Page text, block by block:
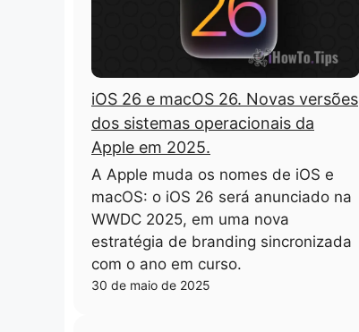
iOS 26 e macOS 26. Novas versões
dos sistemas operacionais da
Apple em 2025.
A Apple muda os nomes de iOS e
macOS: o iOS 26 será anunciado na
WWDC 2025, em uma nova
estratégia de branding sincronizada
com o ano em curso.
30 de maio de 2025